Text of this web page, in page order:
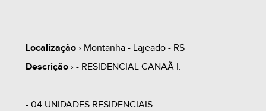
Localização› Montanha - Lajeado - RS
Descrição› - RESIDENCIAL CANAÃ I.
- 04 UNIDADES RESIDENCIAIS.